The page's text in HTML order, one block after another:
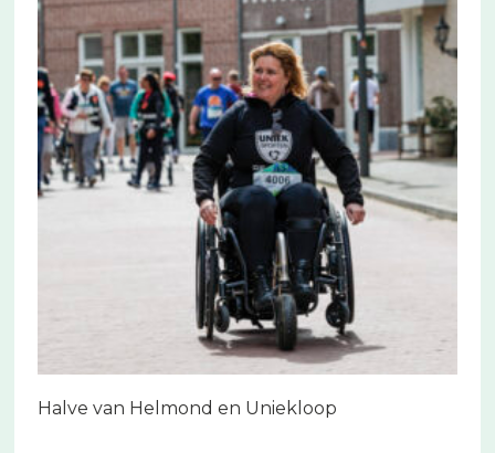
Halve van Helmond en Uniekloop